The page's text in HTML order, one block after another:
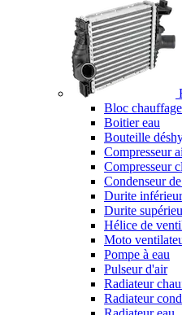
Bloc chauffage
Boitier eau
Bouteille
Compresseur
Compresseur
Condenseur
Durite
Durite
Hélice de
Moto
Pompe à eau
Pulseur d'air
Radiateur
Radiateur